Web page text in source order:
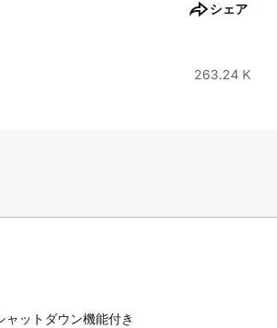
シェア
263.24 K
ットダウン機能付き